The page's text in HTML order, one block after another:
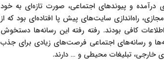
درآمده و پیوندهای اجتماعی، صورت تازه‌ای به خود
راه‌اندازی سایت‌های پیش پا افتاده‌ای بود که از
کافی بودند. رفته رفته این رسانه‌ها دستخوش
و رسانه‌های اجتماعی فرصت‌های زیادی برای جذب
خارجی، تبلیغات محیطی و … دارند.